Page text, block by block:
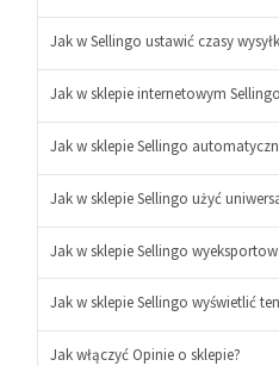
Jak w Sellingo ustawić czasy
Jak w sklepie internetowym
Jak w sklepie Sellingo
Jak w sklepie Sellingo użyć
Jak w sklepie Sellingo
Jak w sklepie Sellingo wyświetlić
Jak włączyć Opinie o sklepie?